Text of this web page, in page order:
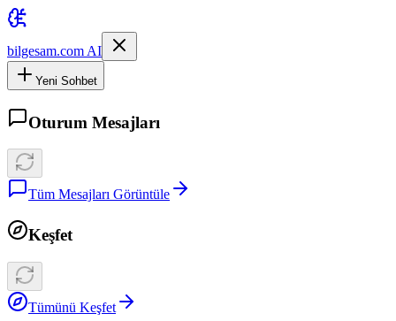
bilgesam.com AI
Yeni Sohbet
Oturum Mesajları
Tüm Mesajları Görüntüle
Keşfet
Tümünü Keşfet